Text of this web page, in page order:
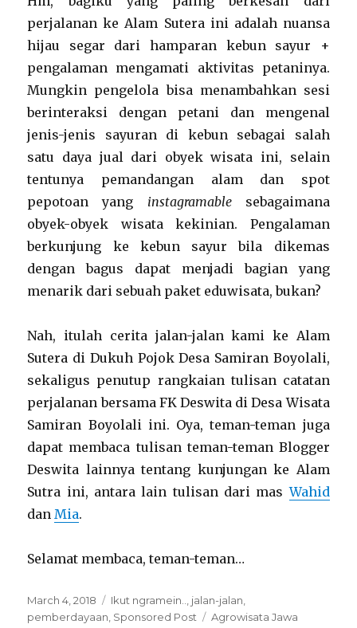
perjalanan ke Alam Sutera ini adalah nuansa
hijau segar dari hamparan kebun sayur +
pengalaman mengamati aktivitas petaninya.
Mungkin pengelola bisa menambahkan sesi
berinteraksi dengan petani dan mengenal
jenis-jenis sayuran di kebun sebagai salah
satu daya jual dari obyek wisata ini, selain
tentunya pemandangan alam dan spot
pepotoan yang instagramablesebagaimana
obyek-obyek wisata kekinian. Pengalaman
berkunjung ke kebun sayur bila dikemas
dengan bagus dapat menjadi bagian yang
menarik dari sebuah paket eduwisata, bukan?
Nah, itulah cerita jalan-jalan kami ke Alam
Sutera di Dukuh Pojok Desa Samiran Boyolali,
sekaligus penutup rangkaian tulisan catatan
perjalanan bersama FK Deswita di Desa Wisata
Samiran Boyolali ini. Oya, teman-teman juga
dapat membaca tulisan teman-teman Blogger
Deswita lainnya tentang kunjungan ke Alam
Sutra ini, antara lain tulisan dari masWahid
danMia.
Selamat membaca, teman-teman…
Posted
on
March 4, 2018 Categories
Ikut ngramein.. jalan-jalan
pemberdayaan Sponsored Post Tags
Agrowisata Jawa